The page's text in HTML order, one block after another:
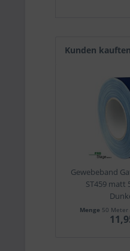
Kunden
Gewebeband
ST459 matt
Menge 50 Meter